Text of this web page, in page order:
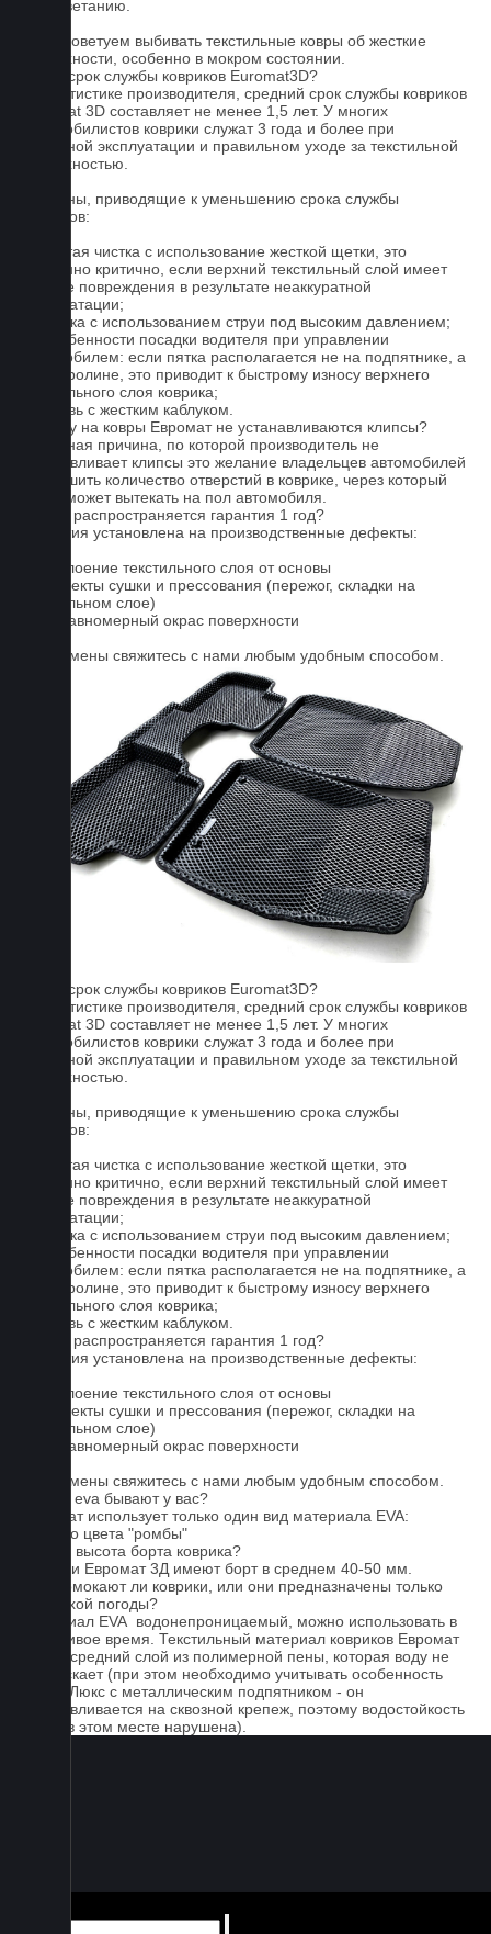
к выцветанию.
5. Не советуем выбивать текстильные ковры об жесткие
поверхности, особенно в мокром состоянии.
Какой срок службы ковриков Euromat3D?
По статистике производителя, средний срок службы ковриков
Euromat 3D составляет не менее 1,5 лет. У многих
автомобилистов коврики служат 3 года и более при
бережной эксплуатации и правильном уходе за текстильной
поверхностью.
Причины, приводящие к уменьшению срока службы
ковриков:
1. Частая чистка с использование жесткой щетки, это
особенно критично, если верхний текстильный слой имеет
мелкие повреждения в результате неаккуратной
эксплуатации;
2. Мойка с использованием струи под высоким давлением;
3. Особенности посадки водителя при управлении
автомобилем: если пятка располагается не на подпятнике, а
на ковролине, это приводит к быстрому износу верхнего
текстильного слоя коврика;
4. Обувь с жестким каблуком.
Почему на ковры Евромат не устанавливаются клипсы?
Основная причина, по которой производитель не
устанавливает клипсы это желание владельцев автомобилей
уменьшить количество отверстий в коврике, через который
влага может вытекать на пол автомобиля.
На что распространяется гарантия 1 год?
Гарантия установлена на производственные дефекты:
1. Отслоение текстильного слоя от основы
2. Дефекты сушки и прессования (пережог, складки на
текстильном слое)
3. Неравномерный окрас поверхности
Для замены свяжитесь с нами любым удобным способом.
Какой срок службы ковриков Euromat3D?
По статистике производителя, средний срок службы ковриков
Euromat 3D составляет не менее 1,5 лет. У многих
автомобилистов коврики служат 3 года и более при
бережной эксплуатации и правильном уходе за текстильной
поверхностью.
Причины, приводящие к уменьшению срока службы
ковриков:
1. Частая чистка с использование жесткой щетки, это
особенно критично, если верхний текстильный слой имеет
мелкие повреждения в результате неаккуратной
эксплуатации;
2. Мойка с использованием струи под высоким давлением;
3. Особенности посадки водителя при управлении
автомобилем: если пятка располагается не на подпятнике, а
на ковролине, это приводит к быстрому износу верхнего
текстильного слоя коврика;
4. Обувь с жестким каблуком.
На что распространяется гарантия 1 год?
Гарантия установлена на производственные дефекты:
1. Отслоение текстильного слоя от основы
2. Дефекты сушки и прессования (пережог, складки на
текстильном слое)
3. Неравномерный окрас поверхности
Для замены свяжитесь с нами любым удобным способом.
Серые eva бывают у вас?
Евромат использует только один вид материала EVA:
черного цвета "ромбы"
Какова высота борта коврика?
Коврики Евромат 3Д имеют борт в среднем 40-50 мм.
Не промокают ли коврики, или они предназначены только
для сухой погоды?
Материал EVA водонепроницаемый, можно использовать в
дождливое время. Текстильный материал ковриков Евромат
имеет средний слой из полимерной пены, которая воду не
пропускает (при этом необходимо учитывать особенность
серии Люкс с металлическим подпятником - он
устанавливается на сквозной крепеж, поэтому водостойкость
ковра в этом месте нарушена).